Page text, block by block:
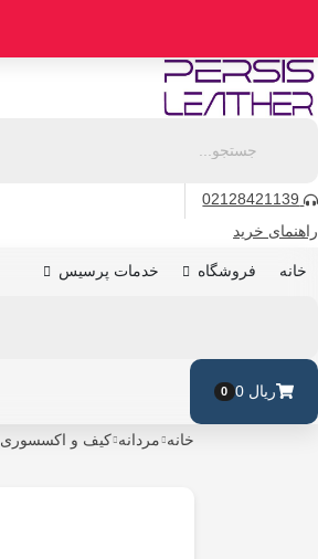
برو
به
02128421139
راهنمای خرید
خانه فروشگاه خدمات پرسیس
0 ریال 0
خانه مردانه کیف و اکسسوری